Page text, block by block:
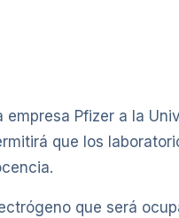
Pfizer a la
que los
que será